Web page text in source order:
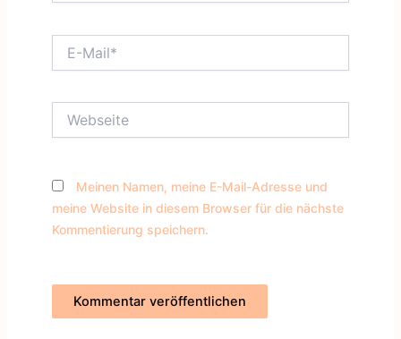
Mail*
Meinen Namen, meine E-Mail-Adresse und
meine Website in diesem Browser für die nächste
Kommentierung speichern.